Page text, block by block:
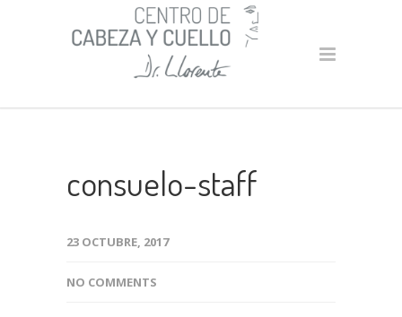
consuelo-staff
23 OCTUBRE, 2017
NO COMMENTS